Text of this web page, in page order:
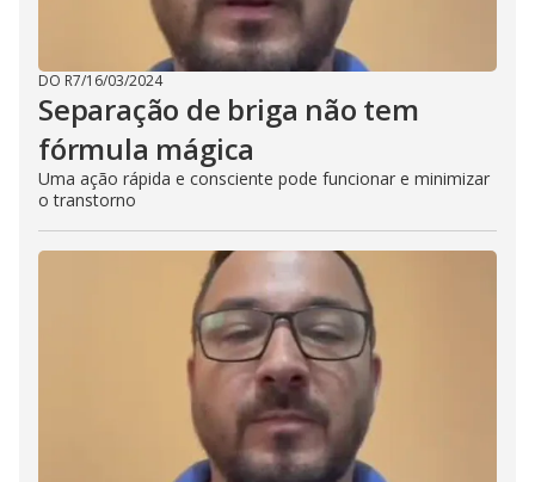
DO R7/16/03/2024
Separação de briga não tem
fórmula mágica
Uma ação rápida e consciente pode funcionar e minimizar
o transtorno